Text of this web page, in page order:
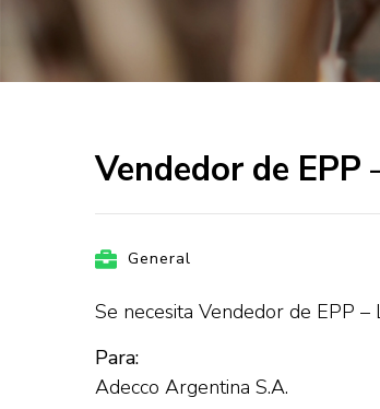
Vendedor de
General
Se necesita Vendedor de EPP
Para:
Adecco Argentina S.A.